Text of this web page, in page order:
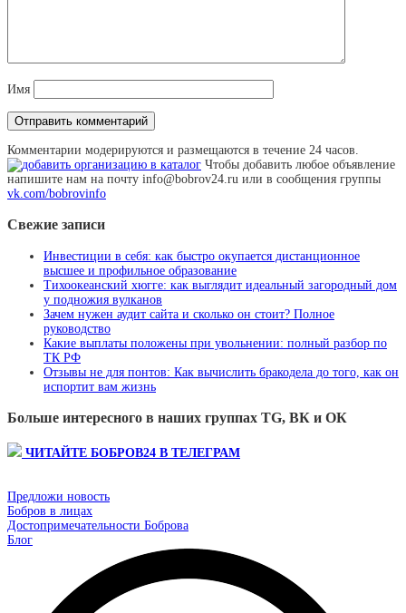
Имя
Комментарии модерируются и размещаются в течение 24 часов.
Чтобы добавить любое объявление
напишите нам на почту info@bobrov24.ru или в сообщения группы
vk.com/bobrovinfo
Свежие записи
Инвестиции в себя: как быстро окупается дистанционное
высшее и профильное образование
Тихоокеанский хюгге: как выглядит идеальный загородный дом
у подножия вулканов
Зачем нужен аудит сайта и сколько он стоит? Полное
руководство
Какие выплаты положены при увольнении: полный разбор по
ТК РФ
Отзывы не для понтов: Как вычислить бракодела до того, как он
испортит вам жизнь
Больше интересного в наших группах TG, ВК и ОК
ЧИТАЙТЕ БОБРОВ24 В ТЕЛЕГРАМ
Предложи новость
Бобров в лицах
Достопримечательности Боброва
Блог